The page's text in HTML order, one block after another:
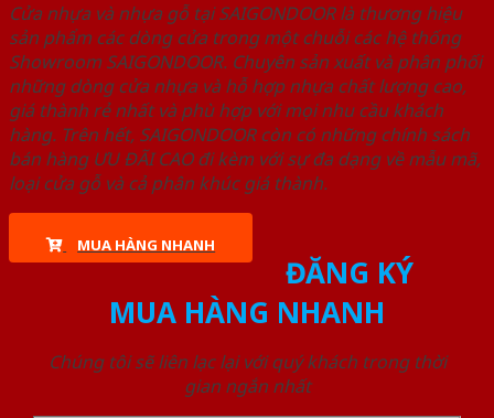
Cửa nhựa và nhựa gỗ tại SAIGONDOOR là thương hiệu
sản phẩm các dòng cửa trong một chuỗi các hệ thống
Showroom SAIGONDOOR. Chuyên sản xuất và phân phối
những dòng cửa nhựa và hỗ hợp nhựa chất lượng cao,
giá thành rẻ nhất và phù hợp với mọi nhu cầu khách
hàng. Trên hết, SAIGONDOOR còn có những chính sách
bán hàng ƯU ĐÃI CAO đi kèm với sự đa dạng về mẫu mã,
loại cửa gỗ và cả phân khúc giá thành.
MUA HÀNG NHANH
ĐĂNG KÝ
MUA HÀNG NHANH
Chúng tôi sẽ liên lạc lại với quý khách trong thời
gian ngắn nhất